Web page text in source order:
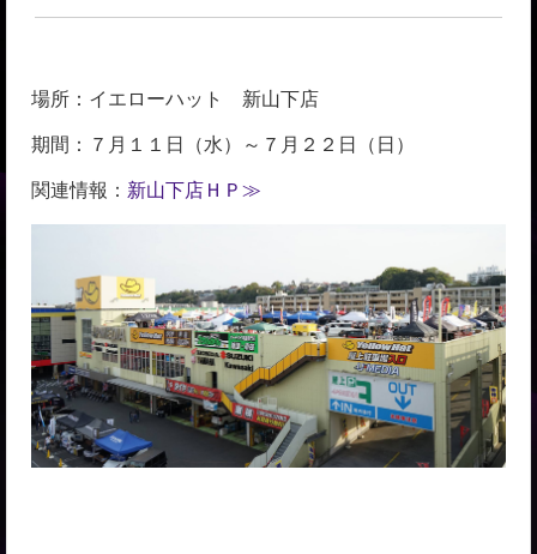
場所：イエローハット 新山下店
期間：７月１１日（水）～７月２２日（日）
関連情報： 新山下店ＨＰ≫